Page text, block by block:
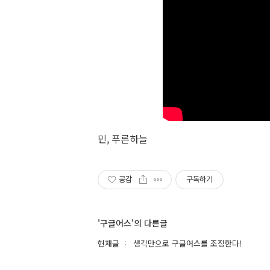
민, 푸른하늘
공감 구독하기
'구글어스'의 다른글
현재글 생각만으로 구글어스를 조정한다!